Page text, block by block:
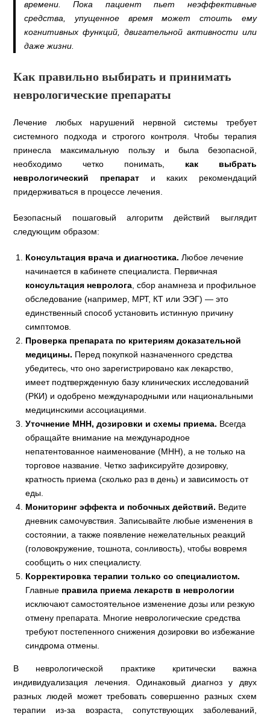
времени. Пока пациент пьет неэффективные
средства, упущенное время может стоить ему
когнитивных функций, двигательной активности или
даже жизни.
Как правильно выбирать и принимать
неврологические препараты
Лечение любых нарушений нервной системы требует
системного подхода и строгого контроля. Чтобы терапия
принесла максимальную пользу и была безопасной,
необходимо четко понимать, как выбрать
неврологический препарати каких рекомендаций
придерживаться в процессе лечения.
Безопасный пошаговый алгоритм действий выглядит
следующим образом:
Консультация врача и диагностика. Любое лечение
начинается в кабинете специалиста. Первичная
консультация невролога , сбор анамнеза и профильное
обследование (например, МРТ, КТ или ЭЭГ) — это
единственный способ установить истинную причину
симптомов.
Проверка препарата по критериям доказательной
медицины. Перед покупкой назначенного средства
убедитесь, что оно зарегистрировано как лекарство,
имеет подтвержденную базу клинических исследований
(РКИ) и одобрено международными или национальными
медицинскими ассоциациями.
Уточнение МНН, дозировки и схемы приема. Всегда
обращайте внимание на международное
непатентованное наименование (МНН), а не только на
торговое название. Четко зафиксируйте дозировку,
кратность приема (сколько раз в день) и зависимость от
еды.
Мониторинг эффекта и побочных действий. Ведите
дневник самочувствия. Записывайте любые изменения в
состоянии, а также появление нежелательных реакций
(головокружение, тошнота, сонливость), чтобы вовремя
сообщить о них специалисту.
Корректировка терапии только со специалистом.
Главные правила приема лекарств в неврологии
исключают самостоятельное изменение дозы или резкую
отмену препарата. Многие неврологические средства
требуют постепенного снижения дозировки во избежание
синдрома отмены.
В неврологической практике критически важна
индивидуализация лечения. Одинаковый диагноз у двух
разных людей может требовать совершенно разных схем
терапии из-за возраста, сопутствующих заболеваний,